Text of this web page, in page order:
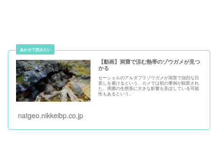
【動画】洞窟で涼む熱帯のゾウガメが見つ
かる
セーシェルのアルダブラゾウガメが洞窟で強烈な日
差しを避けるという、カメでは初の事例が観察され
た。周囲の生態系に大きな影響を及ぼしている可能
性もあるという。
natgeo.nikkeibp.co.jp